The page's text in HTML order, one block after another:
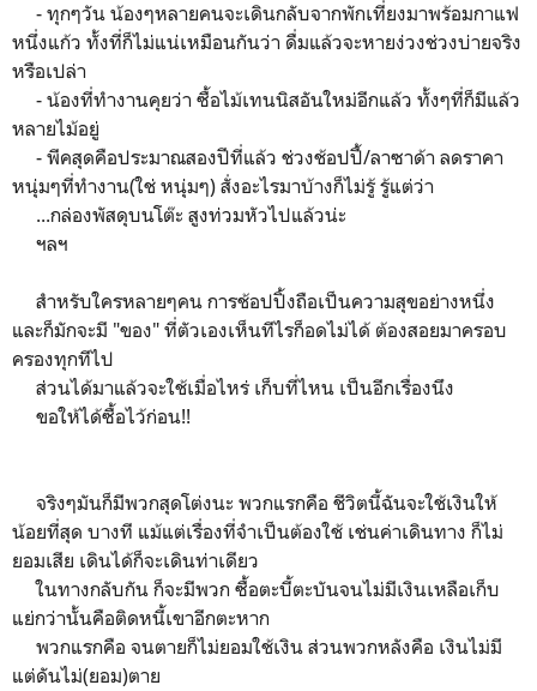
- ทุกๆวัน น้องๆหลายคนจะเดินกลับจากพักเที่ยงมาพร้อมกาแฟ
หนึ่งแก้ว ทั้งที่ก็ไม่แน่เหมือนกันว่า ดื่มแล้วจะหายง่วงช่วงบ่ายจริง
หรือเปล่า
- น้องที่ทำงานคุยว่า ซื้อไม้เทนนิสอันใหม่อีกแล้ว ทั้งๆที่ก็มีแล้ว
หลายไม้อยู่
- พีคสุดคือประมาณสองปีที่แล้ว ช่วงช้อปปี้/ลาซาด้า ลดราคา
หนุ่มๆที่ทำงาน(ใช่ หนุ่มๆ) สั่งอะไรมาบ้างก็ไม่รู้ รู้แต่ว่า
...กล่องพัสดุบนโต๊ะ สูงท่วมหัวไปแล้วน่ะ
ฯลฯ
สำหรับใครหลายๆคน การช้อปปิ้งถือเป็นความสุขอย่างหนึ่ง
และก็มักจะมี "ของ" ที่ตัวเองเห็นทีไรก็อดไม่ได้ ต้องสอยมาครอบ
ครองทุกทีไป
ส่วนได้มาแล้วจะใช้เมื่อไหร่ เก็บที่ไหน เป็นอีกเรื่องนึง
ขอให้ได้ซื้อไว้ก่อน!!
จริงๆมันก็มีพวกสุดโต่งนะ พวกแรกคือ ชีวิตนี้ฉันจะใช้เงินให้
น้อยที่สุด บางที แม้แต่เรื่องที่จำเป็นต้องใช้ เช่นค่าเดินทาง ก็ไม่
ยอมเสีย เดินได้ก็จะเดินท่าเดียว
ในทางกลับกัน ก็จะมีพวก ซื้อตะบี้ตะบันจนไม่มีเงินเหลือเก็บ
แย่กว่านั้นคือติดหนี้เขาอีกตะหาก
พวกแรกคือ จนตายก็ไม่ยอมใช้เงิน ส่วนพวกหลังคือ เงินไม่มี
แต่ดันไม่(ยอม)ตาย